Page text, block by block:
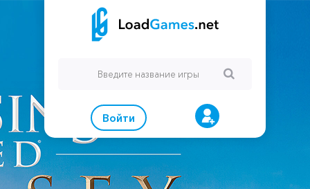
Войти